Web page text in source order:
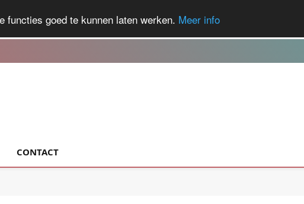
functies goed te kunnen laten werken. Meer info
CONTACT